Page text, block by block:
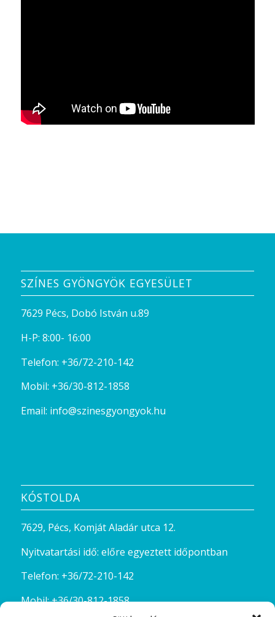
SZÍNES GYÖNGYÖK EGYESÜLET
7629 Pécs, Dobó István u.89
H-P: 8:00- 16:00
Telefon: +36/72-210-142
Mobil: +36/30-812-1858
Email: info@szinesgyongyok.hu
KÓSTOLDA
7629, Pécs, Komját Aladár utca 12.
Nyitvatartási idő: előre egyeztett időpontban
Telefon: +36/72-210-142
Mobil:+36/30-812-1858